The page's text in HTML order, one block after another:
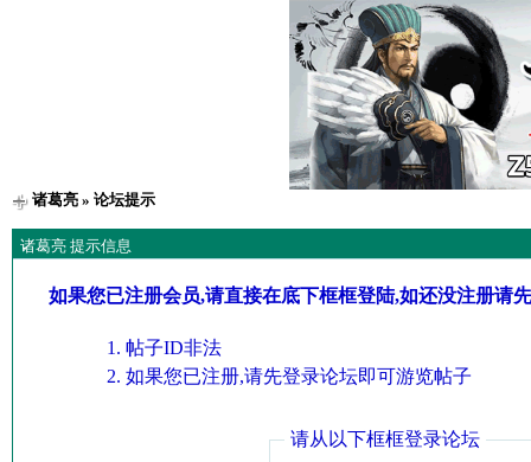
诸葛亮» 论坛提示
诸葛亮 提示信息
如果您已注册会员,请直接在底下框框登陆,如还没注册请
帖子ID非法
如果您已注册,请先登录论坛即可游览帖子
请从以下框框登录论坛